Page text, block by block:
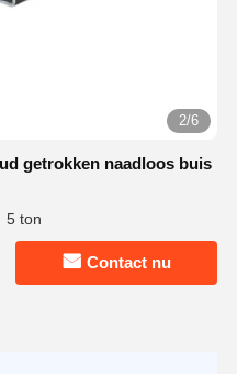
2/6
getrokken naadloos buis
5 ton
Contact nu